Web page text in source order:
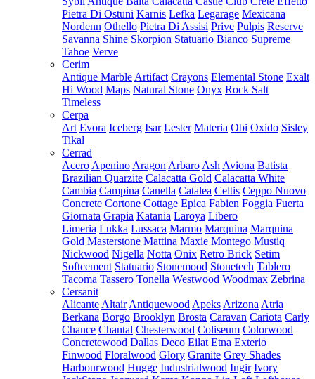
Pietra Di Ostuni Karnis Lefka Legarage Mexicana
Nordenn Othello Pietra Di Assisi Prive Pulpis Reserve
Savanna Shine Skorpion Statuario Bianco Supreme
Tahoe Verve
Cerim
Antique Marble Artifact Crayons Elemental Stone Exalt
Hi Wood Maps Natural Stone Onyx Rock Salt
Timeless
Cerpa
Art Evora Iceberg Isar Lester Materia Obi Oxido Sisley
Tikal
Cerrad
Acero Apenino Aragon Arbaro Ash Aviona Batista
Brazilian Quarzite Calacatta Gold Calacatta White
Cambia Campina Canella Catalea Celtis Ceppo Nuovo
Concrete Cortone Cottage Epica Fabien Foggia Fuerta
Giornata Grapia Katania Laroya Libero
Limeria Lukka Lussaca Marmo Marquina Marquina
Gold Masterstone Mattina Maxie Montego Mustiq
Nickwood Nigella Notta Onix Retro Brick Setim
Softcement Statuario Stonemood Stonetech Tablero
Tacoma Tassero Tonella Westwood Woodmax Zebrina
Cersanit
Alicante Altair Antiquewood Apeks Arizona Atria
Berkana Borgo Brooklyn Brosta Caravan Cariota Carly
Chance Chantal Chesterwood Coliseum Colorwood
Concretewood Dallas Deco Eilat Etna Exterio
Finwood Floralwood Glory Granite Grey Shades
Harbourwood Hugge Industrialwood Ingir Ivory